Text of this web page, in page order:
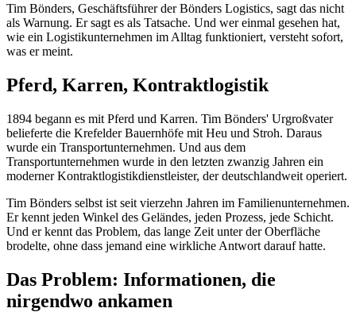
Tim Bönders, Geschäftsführer der Bönders Logistics, sagt das nicht
als Warnung. Er sagt es als Tatsache. Und wer einmal gesehen hat,
wie ein Logistikunternehmen im Alltag funktioniert, versteht sofort,
was er meint.
Pferd, Karren, Kontraktlogistik
1894 begann es mit Pferd und Karren. Tim Bönders' Urgroßvater
belieferte die Krefelder Bauernhöfe mit Heu und Stroh. Daraus
wurde ein Transportunternehmen. Und aus dem
Transportunternehmen wurde in den letzten zwanzig Jahren ein
moderner Kontraktlogistikdienstleister, der deutschlandweit operiert.
Tim Bönders selbst ist seit vierzehn Jahren im Familienunternehmen.
Er kennt jeden Winkel des Geländes, jeden Prozess, jede Schicht.
Und er kennt das Problem, das lange Zeit unter der Oberfläche
brodelte, ohne dass jemand eine wirkliche Antwort darauf hatte.
Das Problem: Informationen, die
nirgendwo ankamen